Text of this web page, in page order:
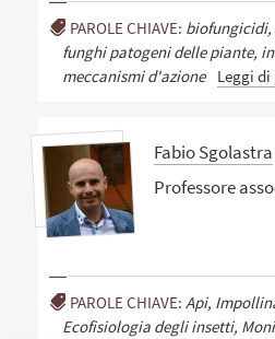
PAROLE CHIAVE: biofungicidi,
funghi patogeni delle piante,
meccanismi d'azione
Leggi di
Fabio Sgolastra
Professore
PAROLE CHIAVE: Api,
Ecofisiologia degli insetti,